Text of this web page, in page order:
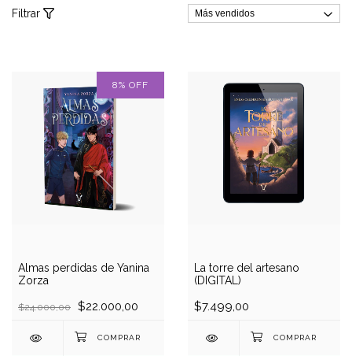
Filtrar
8% OFF
Almas perdidas de Yanina
Zorza
$24.000,00 $22.000,00
La torre del artesano
(DIGITAL)
$7.499,00